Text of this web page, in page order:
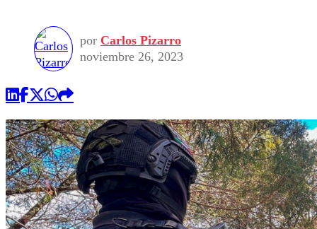
Torneo Internacional
Torneo Nacional
Internacional
Nacional
Programas
Comercial
por Carlos Pizarro
noviembre 26, 2023